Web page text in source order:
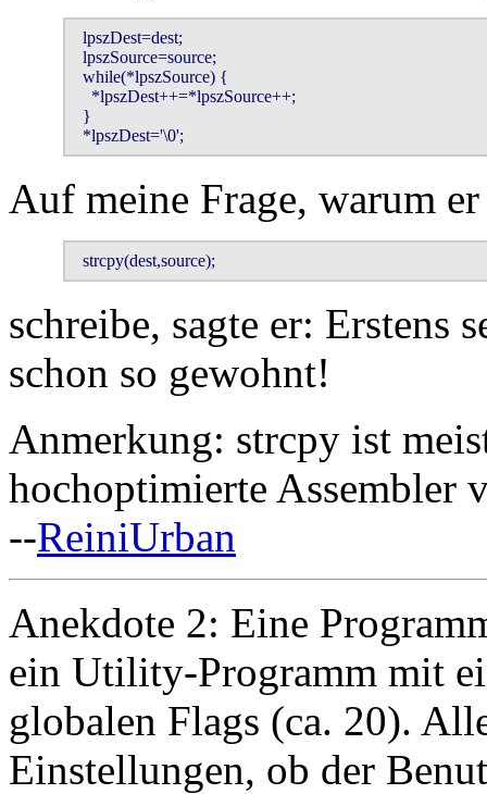
  lpszDest=dest;
  lpszSource=source;
  while(*lpszSource) {
    *lpszDest++=*lpszSource++;
  }
  *lpszDest='\0';
Auf meine Frage, warum
  strcpy(dest,source);
schreibe, sagte er: Erstens
schon so gewohnt!
Anmerkung: strcpy ist
hochoptimierte Assembler
--ReiniUrban
Anekdote 2: Eine
ein Utility-Programm mit
globalen Flags (ca. 20).
Einstellungen, ob der